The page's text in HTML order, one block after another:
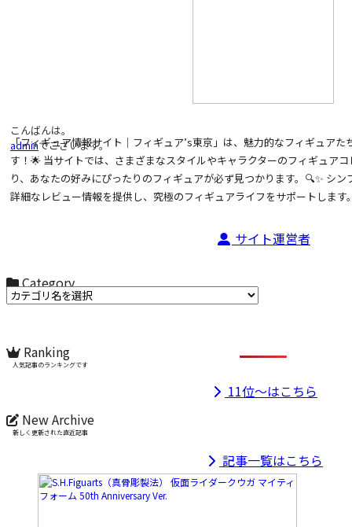
こんばんは。
adminでございます。
「フィギュア情報サイト｜フィギュア’s東京」は、魅力的なフィギュア
す！🌟 当サイトでは、さまざまなスタイルやキャラクターのフィギュア
り、あなたの好みにぴったりのフィギュアが必ず見つかります。🔍✨ シ
詳細なレビュー情報を提供し、究極のフィギュアライフをサポートします
サイト運営者
Category
カテゴリ名からお選びください
Ranking
人気記事のランキングです
11位～はこちら
New Archive
新しく更新された直近記事
記事一覧はこちら